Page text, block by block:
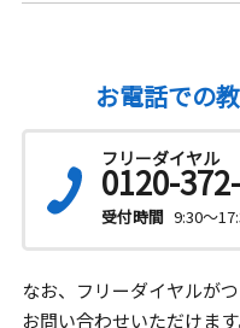
お電話での
フリーダイヤル
0120-
受付時間 9:30～
なお、フリーダイヤルが
お問い合わせいただけます